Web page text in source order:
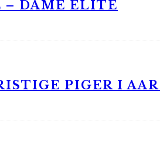
– DAME ELITE
PIGER I